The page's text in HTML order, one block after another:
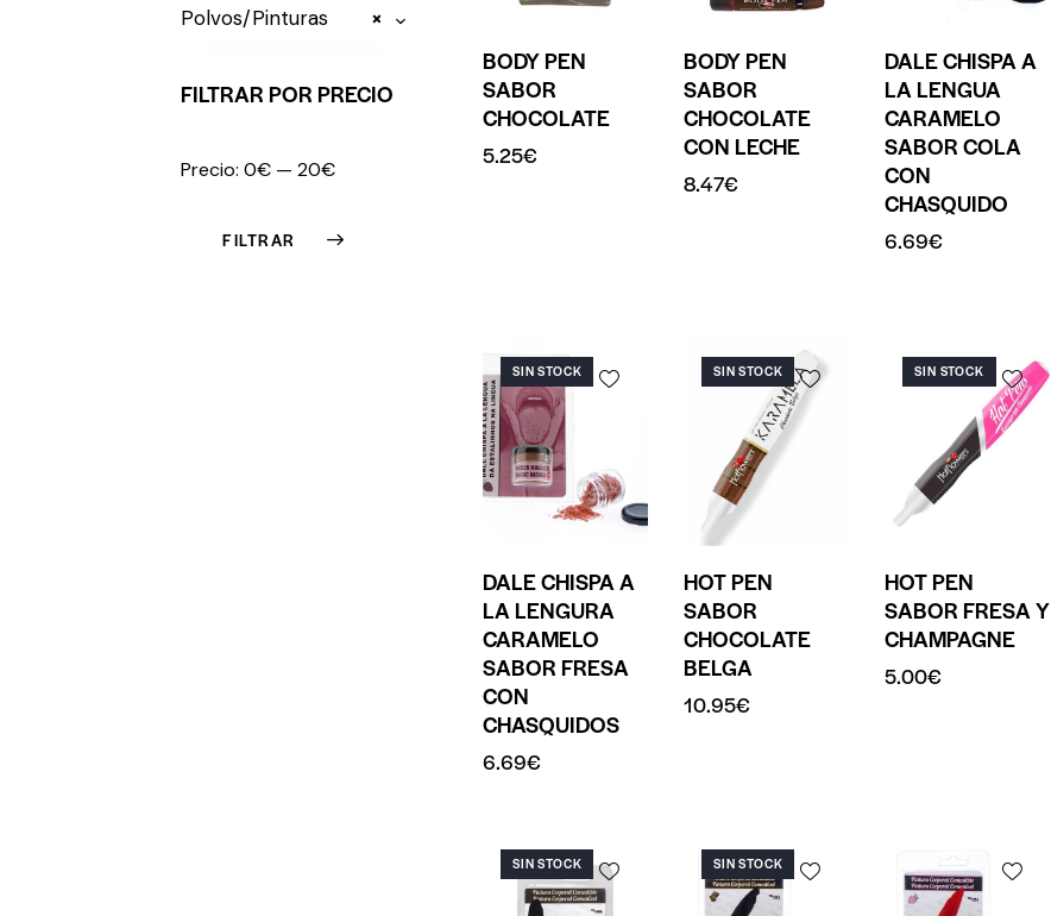
BODY PEN
SABOR
CHOCOLATE
5.25€
BODY PEN
SABOR
CHOCOLATE
CON LECHE
8.47€
DALE CHISPA A
LA LENGUA
CARAMELO
SABOR COLA
CON
CHASQUIDO
6.69€
SIN STOCK
DALE CHISPA A
LA LENGURA
CARAMELO
SABOR FRESA
CON
CHASQUIDOS
6.69€
SIN STOCK
HOT PEN
SABOR
CHOCOLATE
BELGA
10.95€
SIN STOCK
HOT PEN
SABOR FRESA Y
CHAMPAGNE
5.00€
SIN STOCK SIN STOCK
×
Polvos/Pinturas
FILTRAR POR PRECIO
FILTRAR
Precio: 0€ — 20€